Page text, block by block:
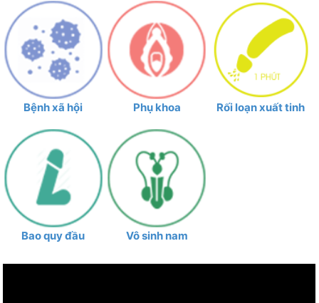
Bệnh xã hội Phụ khoa Rối loạn xuất tinh
Bao quy đầu Vô sinh nam